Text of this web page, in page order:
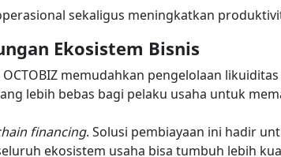
sekaligus meningkatkan
Ekosistem Bisnis
memudahkan pengelolaan
lebih bebas bagi pelaku usaha untuk
financing. Solusi pembiayaan ini hadir
ekosistem usaha bisa tumbuh lebih